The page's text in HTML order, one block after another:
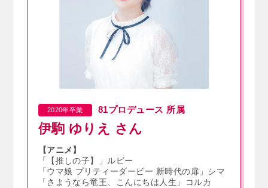
2020年卒業 81プロデュース 所属
伊駒 ゆりえ さん
【アニメ】
「【推しの子】」ルビー
「ウマ娘 プリティーダービー 新時代の扉」シマ
「さようなら竜王、こんにちは人生」コルカ